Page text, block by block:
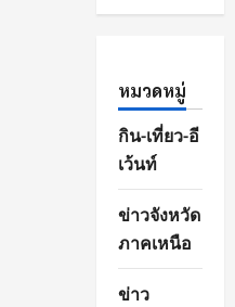
หมวดหมู่
กิน-เที่ยว-อี
เว้นท์
ข่าวจังหวัด
ภาคเหนือ
ข่าว